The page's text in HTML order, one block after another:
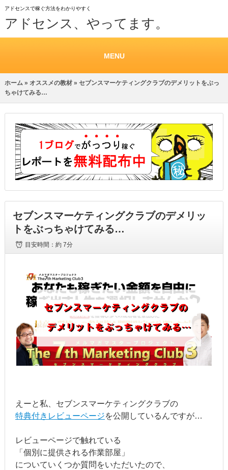
アドセンスで稼ぐ方法をわかりやすく
アドセンス、やってます。
MENU
ホーム» オススメの教材» セブンスマーケティングクラブのデメリットをぶっ
ちゃけてみる…
セブンスマーケティングクラブのデメリッ
トをぶっちゃけてみる…
目安時間：約 7分
えーと私、セブンスマーケティングクラブの
特典付きレビューページを公開しているんですが…
レビューページで触れている
「個別に提供される作業部屋」
についていくつか質問をいただいたので、